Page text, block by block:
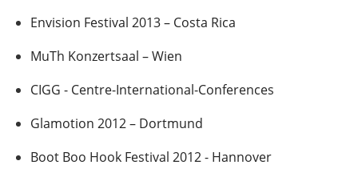
Envision Festival 2013 – Costa Rica
MuTh Konzertsaal – Wien
CIGG - Centre-International-Conferences
Glamotion 2012 – Dortmund
Boot Boo Hook Festival 2012 - Hannover